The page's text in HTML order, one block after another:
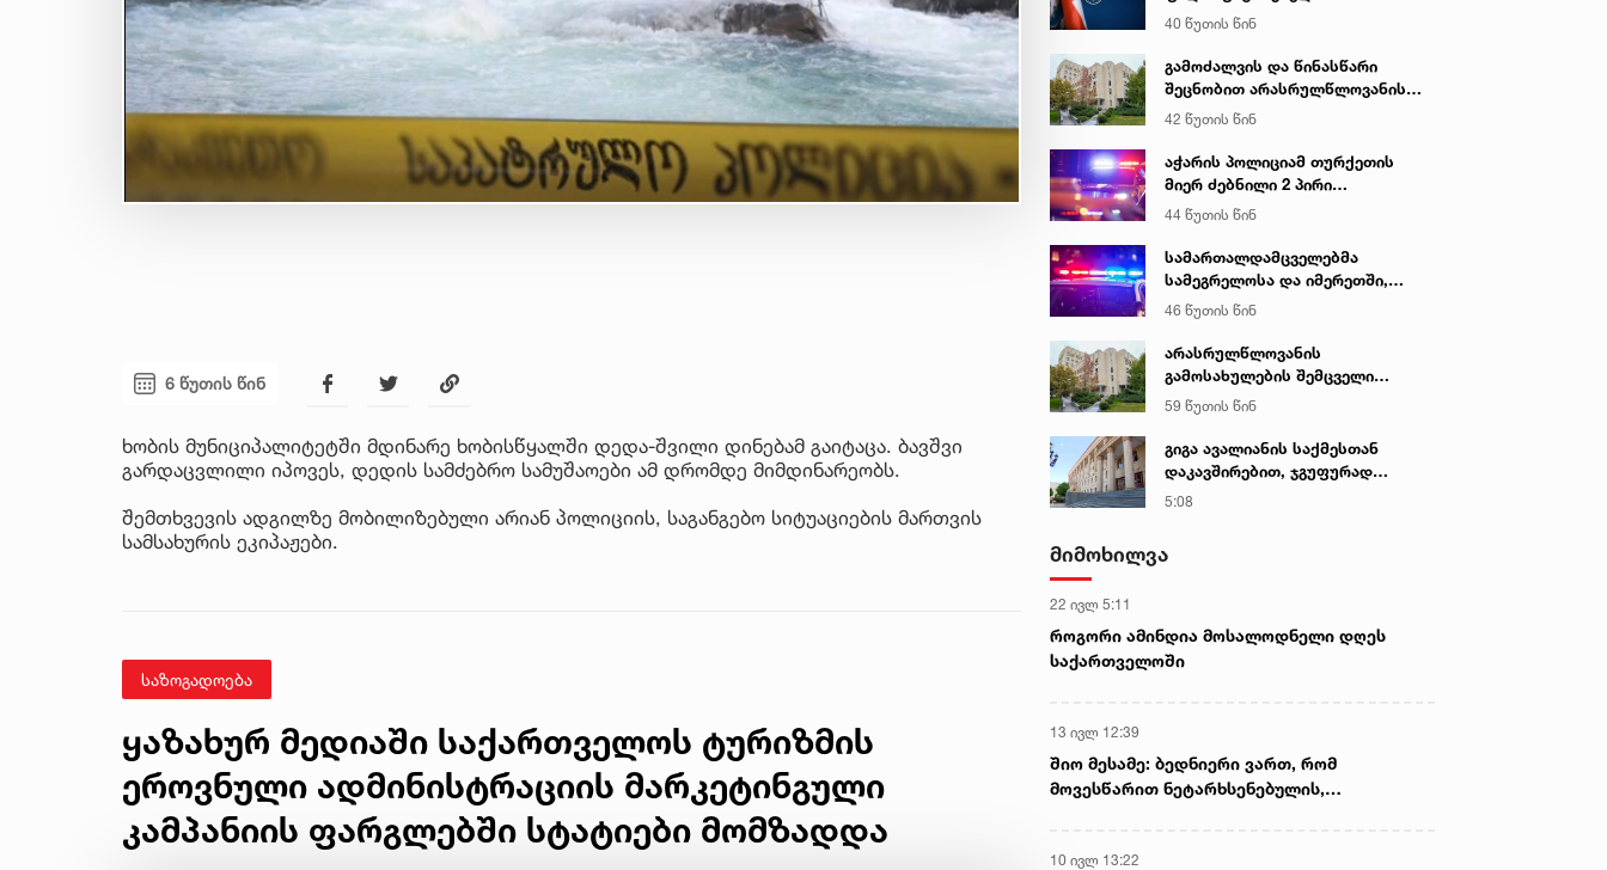
6 წუთის წინ
ხობის მუნიციპალიტეტში მდინარე ხობისწყალში დედა-შვილი დინებამ გაიტაცა. ბავშვი
გარდაცვლილი იპოვეს, დედის სამძებრო სამუშაოები ამ დრომდე მიმდინარეობს.
შემთხვევის ადგილზე მობილიზებული არიან პოლიციის, საგანგებო სიტუაციების მართვის
სამსახურის ეკიპაჟები.
საზოგადოება
ყაზახურ მედიაში საქართველოს ტურიზმის
ეროვნული ადმინისტრაციის მარკეტინგული
კამპანიის ფარგლებში სტატიები მომზადდა
ალკოჰოლური სასმელებისა და
ყალბი აქციზური მარკების
დამზადება-გასაღების ფაქტზე 3
პირი დააკავა
40 წუთის წინ
გამოძალვის და წინასწარი
შეცნობით არასრულწლოვანის
გამოსახულების შემცველი
პორნოგრაფიული ნაწარმოების
დამზადების, შენახვისა და
გავრცელების ფაქტებზე, ერთ
42 წუთის წინ
აჭარის პოლიციამ თურქეთის
მიერ ძებნილი 2 პირი
ცეცხლსასროლი იარაღის
უკანონოდ შეძენა-შენახვა-
ტარებისა და საზღვრის უკანონო
კვეთის ბრალდებით დააკავა
44 წუთის წინ
სამართალდამცველებმა
სამეგრელოსა და იმერეთში,
ნარკოდანაშაულის ბრალდებით,
3 პირი დააკავეს
46 წუთის წინ
არასრულწლოვანის
გამოსახულების შემცველი
პორნოგრაფიული ნაწარმოების
დამზადების, შენახვისა და
გავრცელების ფაქტებზე, ერთ
პირს ბრალდება წარედგინა
59 წუთის წინ
გიგა ავალიანის საქმესთან
დაკავშირებით, ჯგუფურად
ჯანმრთელობის განზრახ მძიმე
მძიმე დანაშაულის
სასამართლო პროცესი,
სავარაუდოდ, დღეს გაიმართება
5:08
მიმოხილვა
22 ივლ 5:11
როგორი ამინდია მოსალოდნელი დღეს
საქართველოში
13 ივლ 12:39
შიო მესამე: ბედნიერი ვართ, რომ
მოვესწარით ნეტარხსენებულის,
10 ივლ 13:22